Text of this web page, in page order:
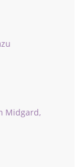
Midgard,